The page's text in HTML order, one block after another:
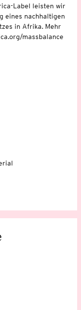
Label leisten wir
eines nachhaltigen
in Afrika. Mehr
massbalance